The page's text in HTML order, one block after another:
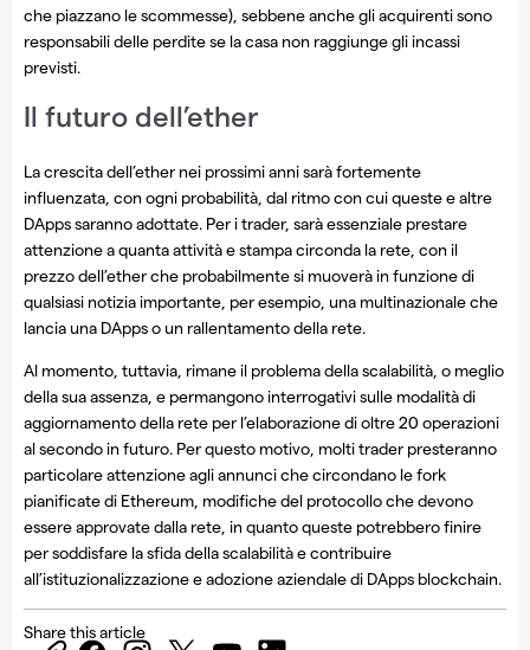
che piazzano le scommesse), sebbene anche gli acquirenti sono
responsabili delle perdite se la casa non raggiunge gli incassi
previsti.
Il futuro dell’ether
La crescita dell’ether nei prossimi anni sarà fortemente
influenzata, con ogni probabilità, dal ritmo con cui queste e altre
DApps saranno adottate. Per i trader, sarà essenziale prestare
attenzione a quanta attività e stampa circonda la rete, con il
prezzo dell’ether che probabilmente si muoverà in funzione di
qualsiasi notizia importante, per esempio, una multinazionale che
lancia una DApps o un rallentamento della rete.
Al momento, tuttavia, rimane il problema della scalabilità, o meglio
della sua assenza, e permangono interrogativi sulle modalità di
aggiornamento della rete per l’elaborazione di oltre 20 operazioni
al secondo in futuro. Per questo motivo, molti trader presteranno
particolare attenzione agli annunci che circondano le fork
pianificate di Ethereum, modifiche del protocollo che devono
essere approvate dalla rete, in quanto queste potrebbero finire
per soddisfare la sfida della scalabilità e contribuire
all’istituzionalizzazione e adozione aziendale di DApps blockchain.
Share this article